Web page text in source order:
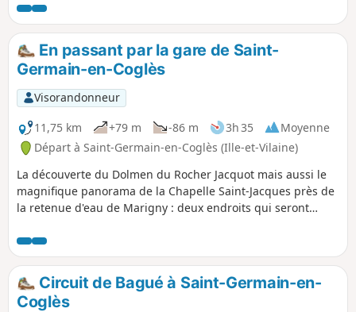
le Châtellier caché derrière le bois, la
commune de Saint-Germain offre
quelques-unes des plus belles histoires
de la région que cette balade permet de
vous faire conter, au détour des
chemins. Mais attention, ces légendes
sont autant tirées de l'imaginaire local
que de vérités historiques.
En passant par la gare de Saint-
Germain-en-Coglès
Visorandonneur
11,75 km
+79 m -86 m 3h 35
Moyenne
Départ à Saint-Germain-en-Coglès (Ille-et-Vilaine)
La découverte du Dolmen du Rocher Jacquot mais aussi le
magnifique panorama de la Chapelle Saint-Jacques près de
la retenue d'eau de Marigny : deux endroits qui seront
sans difficulté.
Circuit de Bagué à Saint-Germain-en-
Coglès